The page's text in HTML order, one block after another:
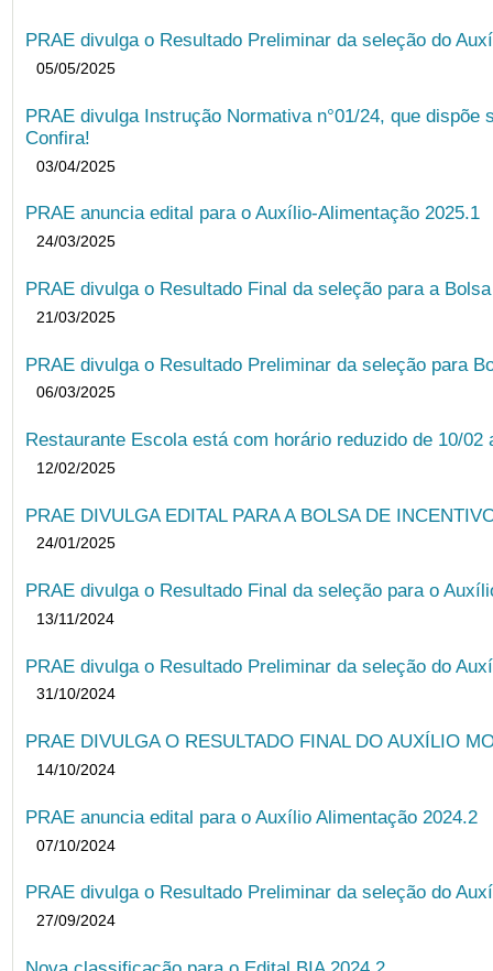
PRAE divulga o Resultado Preliminar da seleção do
05/05/2025
PRAE divulga Instrução Normativa n°01/24, que
Confira!
03/04/2025
PRAE anuncia edital para o Auxílio-Alimentação 2025.1
24/03/2025
PRAE divulga o Resultado Final da seleção para a
21/03/2025
PRAE divulga o Resultado Preliminar da seleção para
06/03/2025
Restaurante Escola está com horário reduzido de 10/
12/02/2025
PRAE DIVULGA EDITAL PARA A BOLSA DE
24/01/2025
PRAE divulga o Resultado Final da seleção para o
13/11/2024
PRAE divulga o Resultado Preliminar da seleção do
31/10/2024
PRAE DIVULGA O RESULTADO FINAL DO AUXÍLIO
14/10/2024
PRAE anuncia edital para o Auxílio Alimentação 2024.2
07/10/2024
PRAE divulga o Resultado Preliminar da seleção do
27/09/2024